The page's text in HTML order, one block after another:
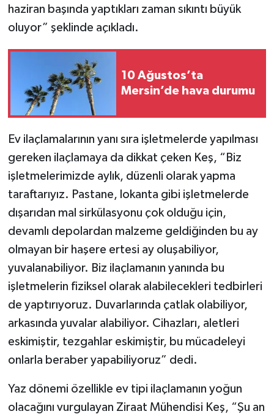
haziran başında yaptıkları zaman sıkıntı büyük
oluyor” şeklinde açıkladı.
10 Ağustos’ta
Mersin’de hava durumu
Ev ilaçlamalarının yanı sıra işletmelerde yapılması
gereken ilaçlamaya da dikkat çeken Keş, “Biz
işletmelerimizde aylık, düzenli olarak yapma
taraftarıyız. Pastane, lokanta gibi işletmelerde
dışarıdan mal sirkülasyonu çok olduğu için,
devamlı depolardan malzeme geldiğinden bu ay
olmayan bir haşere ertesi ay oluşabiliyor,
yuvalanabiliyor. Biz ilaçlamanın yanında bu
işletmelerin fiziksel olarak alabilecekleri tedbirleri
de yaptırıyoruz. Duvarlarında çatlak olabiliyor,
arkasında yuvalar alabiliyor. Cihazları, aletleri
eskimiştir, tezgahlar eskimiştir, bu mücadeleyi
onlarla beraber yapabiliyoruz” dedi.
Yaz dönemi özellikle ev tipi ilaçlamanın yoğun
olacağını vurgulayan Ziraat Mühendisi Keş, “Şu an